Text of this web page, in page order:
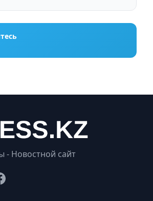
- Новостной сайт